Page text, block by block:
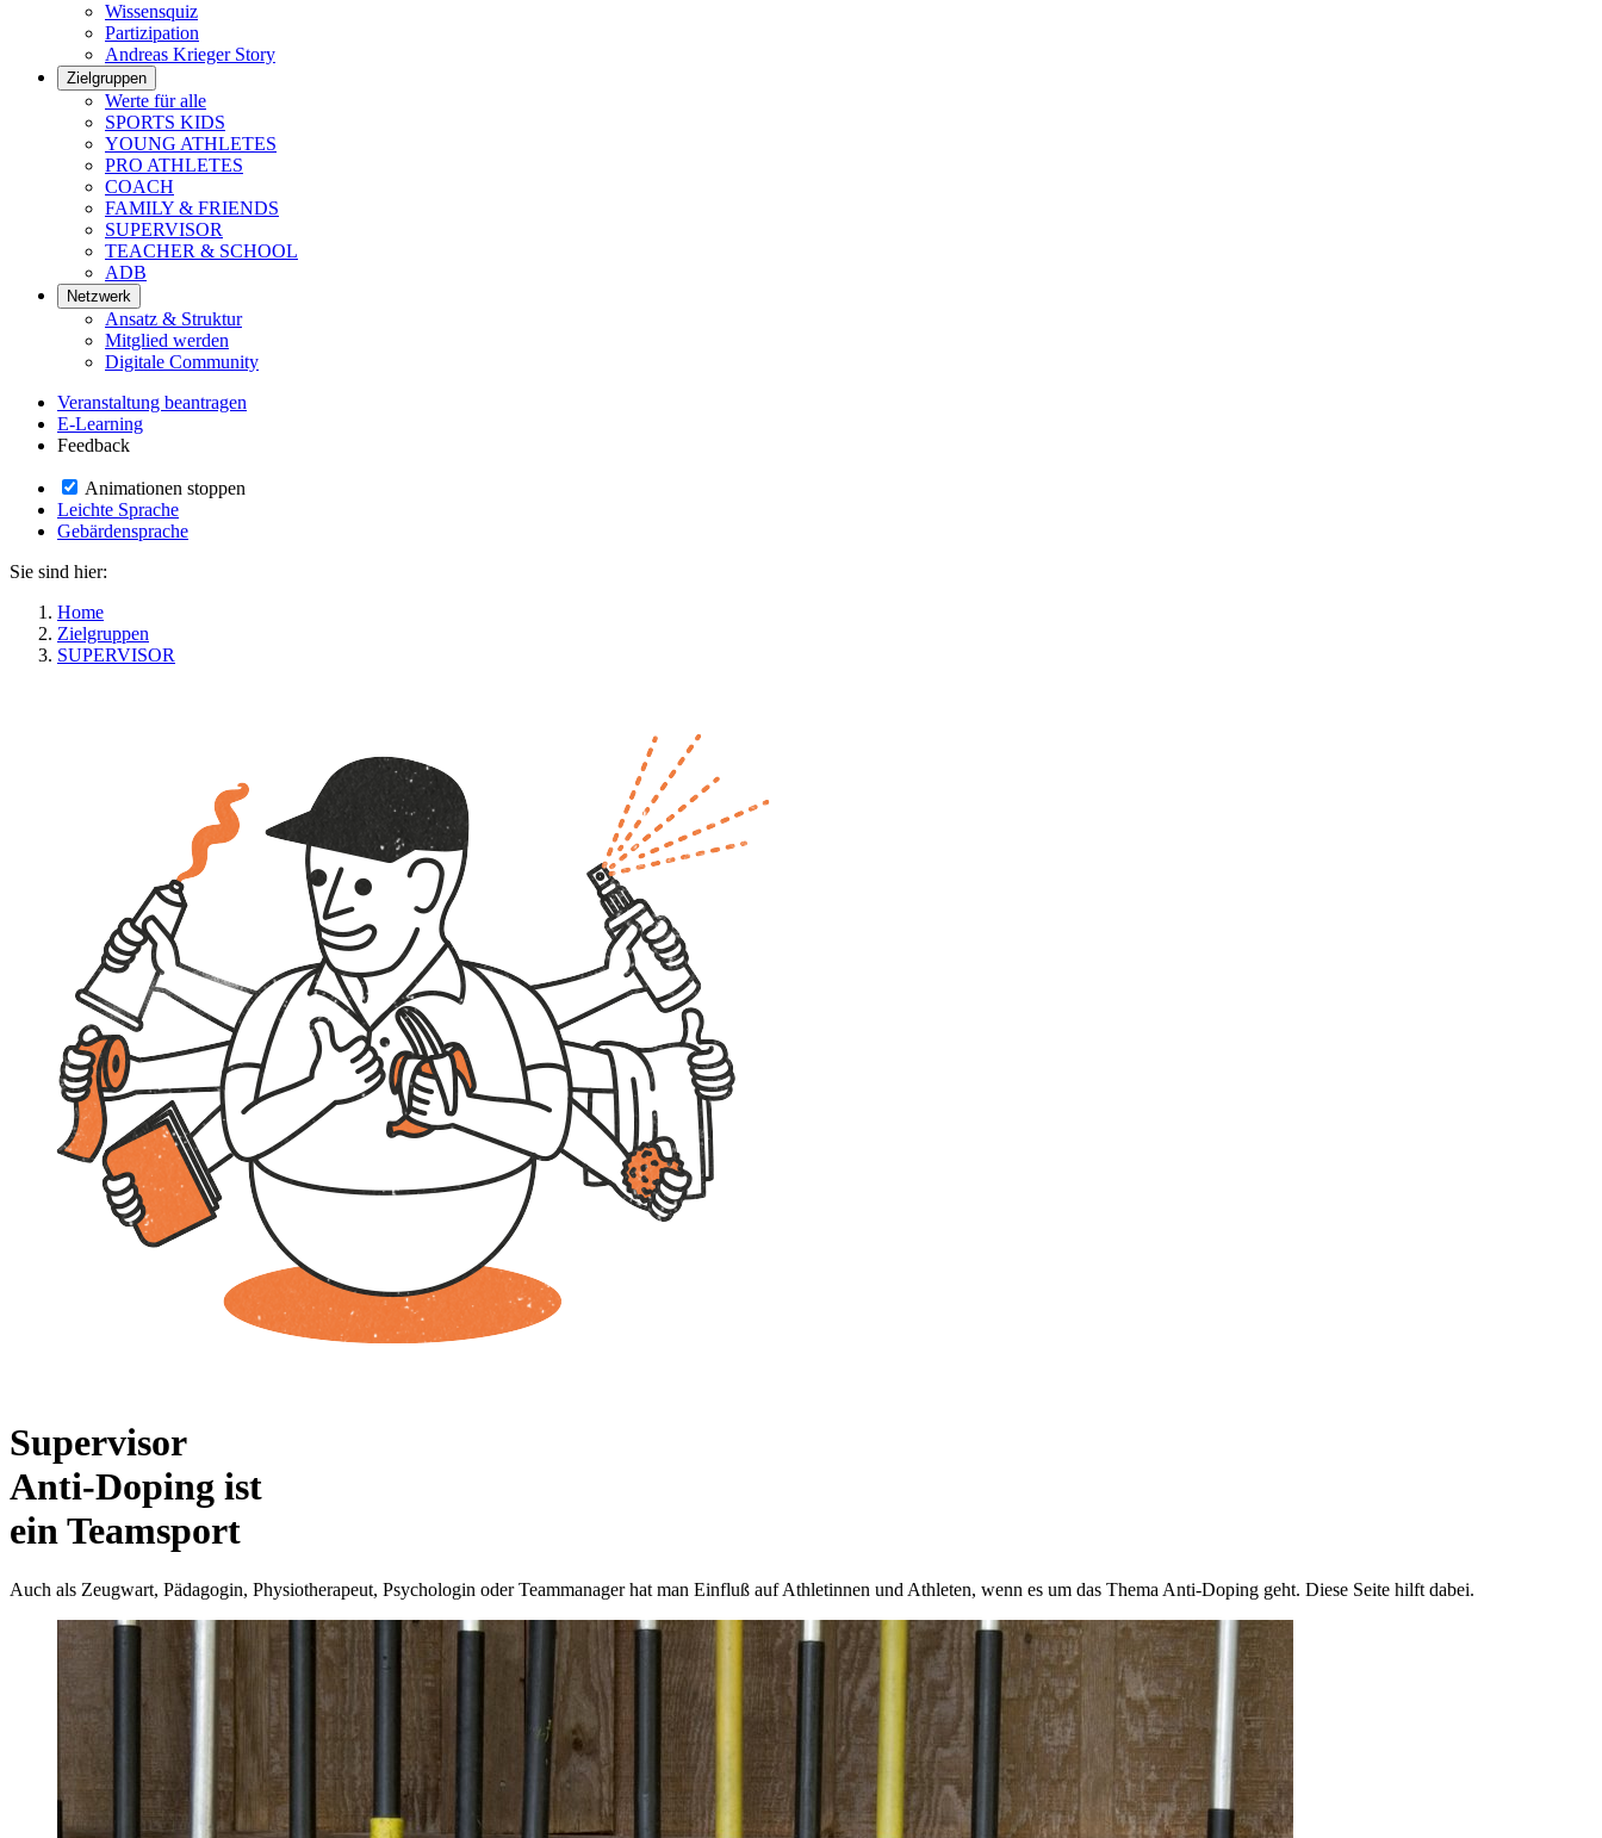
Wissensquiz
Partizipation
Andreas Krieger Story
Zielgruppen
Werte für alle
SPORTS KIDS
YOUNG ATHLETES
PRO ATHLETES
COACH
FAMILY & FRIENDS
SUPERVISOR
TEACHER & SCHOOL
ADB
Netzwerk
Ansatz & Struktur
Mitglied werden
Digitale Community
Veranstaltung beantragen
E-Learning
Feedback
Animationen stoppen
Leichte Sprache
Gebärdensprache
Sie sind hier:
Home
Zielgruppen
SUPERVISOR
Supervisor
Anti-Doping ist
ein Teamsport
Auch als Zeugwart, Pädagogin, Physiotherapeut, Psychologin oder Teammanager hat man Einfluß auf Athletinnen und Athleten, wenn es um das Thema Anti-Doping geht. Diese Seite hilft dabei.